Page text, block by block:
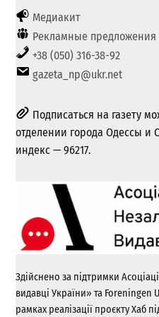
Медиакит
Рекламные предложения
+38 (050) 316-38-92
gazeta_np@ukr.net
Подписаться на газету
отделении города Одессы и
индекс — 96217.
Здійснено за підтримки
видавці України» та
рамках реалізації проєкту Хаб